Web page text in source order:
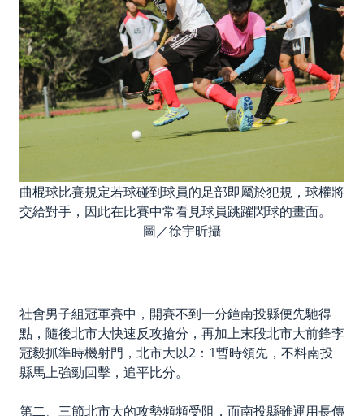
曲棍球比賽規定若球碰到球員的足部即屬於犯規，球權將
交給對手，因此在比賽中常看見球員跳躍閃球的畫面。
圖／徐宇昕攝
社會男子組冠軍賽中，開賽不到一分鐘南投縣便先馳得
點，隨後北市大快速反攻搶分，再加上末段北市大前鋒李
冠毅抓準時機射門，北市大以2：1暫時領先，不料南投
縣馬上強勁回擊，追平比分。
第二、三節北市大的攻勢頻頻受阻，而南投縣雖運用長傳